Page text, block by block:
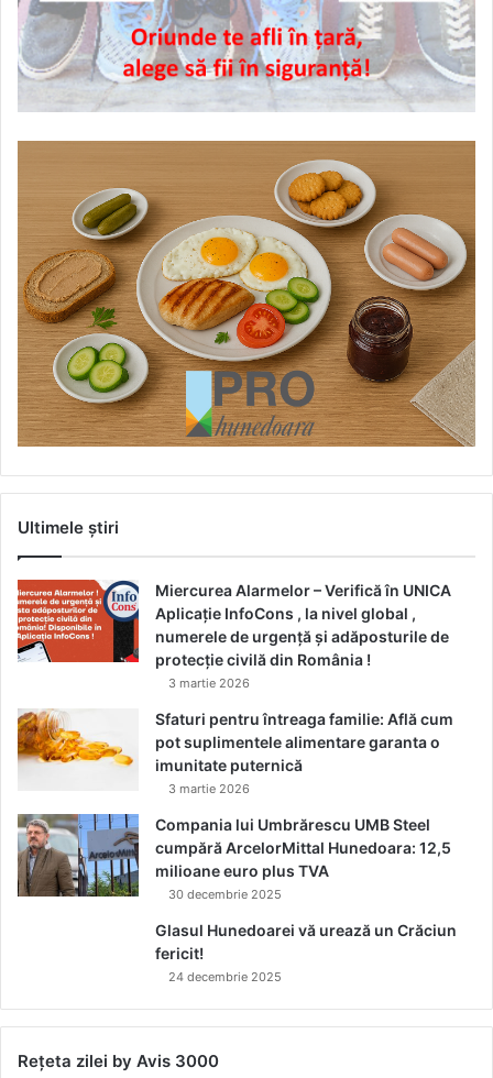
Ultimele știri
Miercurea Alarmelor – Verifică în UNICA
Aplicație InfoCons , la nivel global ,
numerele de urgență și adăposturile de
protecție civilă din România !
3 martie 2026
Sfaturi pentru întreaga familie: Află cum
pot suplimentele alimentare garanta o
imunitate puternică
3 martie 2026
Compania lui Umbrărescu UMB Steel
cumpără ArcelorMittal Hunedoara: 12,5
milioane euro plus TVA
30 decembrie 2025
Glasul Hunedoarei vă urează un Crăciun
fericit!
24 decembrie 2025
Rețeta zilei by Avis 3000